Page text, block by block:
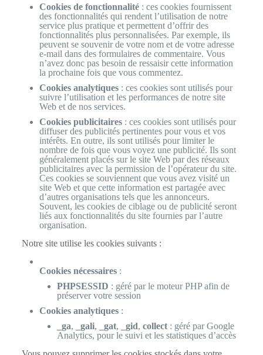
Cookies de fonctionnalité: ces cookies fournissent
des fonctionnalités qui rendent l’utilisation de notre
service plus pratique et permettent d’offrir des
fonctionnalités plus personnalisées. Par exemple, ils
peuvent se souvenir de votre nom et de votre adresse
e-mail dans des formulaires de commentaire. Vous
n’avez donc pas besoin de ressaisir cette information
la prochaine fois que vous commentez.
Cookies analytiques: ces cookies sont utilisés pour
suivre l’utilisation et les performances de notre site
Web et de nos services.
Cookies publicitaires: ces cookies sont utilisés pour
diffuser des publicités pertinentes pour vous et vos
intérêts. En outre, ils sont utilisés pour limiter le
nombre de fois que vous voyez une publicité. Ils sont
généralement placés sur le site Web par des réseaux
publicitaires avec la permission de l’opérateur du site.
Ces cookies se souviennent que vous avez visité un
site Web et que cette information est partagée avec
d’autres organisations tels que les annonceurs.
Souvent, les cookies de ciblage ou de publicité seront
liés aux fonctionnalités du site fournies par l’autre
organisation.
Notre site utilise les cookies suivants :
Cookies nécessaires:
PHPSESSID : géré par le moteur PHP afin de
préserver votre session
Cookies analytiques:
_ga, _gali, _gat, _gid, collect: géré par Google
Analytics, pour le suivi et les statistiques d’accès